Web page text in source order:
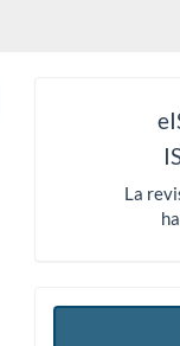
La